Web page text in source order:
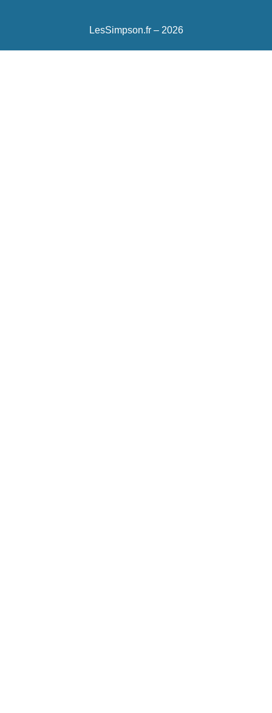
LesSimpson.fr – 2026